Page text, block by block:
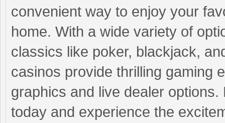
convenient way to enjoy your
home. With a wide variety of
classics like poker, blackjack,
casinos provide thrilling gaming
graphics and live dealer
today and experience the